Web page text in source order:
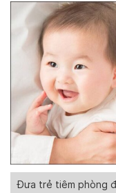
Đưa trẻ tiêm phòng